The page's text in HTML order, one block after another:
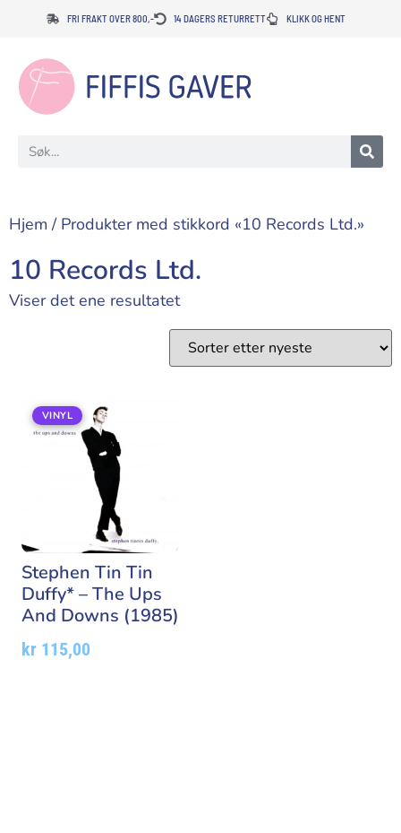
FRI FRAKT OVER 800,- 14 DAGERS RETURRETT KLIKK OG HENT
Hjem / Produkter med stikkord «10 Records Ltd.»
10 Records Ltd.
Viser det ene resultatet
VINYL
Stephen Tin Tin
Duffy* – The Ups
And Downs (1985)
kr 115,00